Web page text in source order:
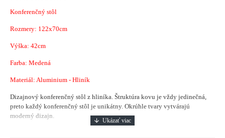
Konferenčný stôl
Rozmery: 122x70cm
Výška: 42cm
Farba: Medená
Materiál: Aluminium - Hliník
Dizajnový konferenčný stôl z hliníka. Štruktúra kovu je vždy jedinečná,
preto každý konferenčný stôl je unikátny. Okrúhle tvary vytvárajú
moderný dizajn.